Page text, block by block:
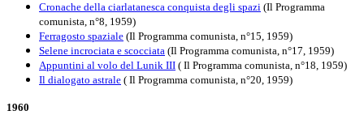
Cronache della ciarlatanesca conquista degli spazi (Il Programma
comunista, n°8, 1959)
Ferragosto spaziale (Il Programma comunista, n°15, 1959)
Selene incrociata e scocciata (Il Programma comunista, n°17, 1959)
Appuntini al volo del Lunik III ( Il Programma comunista, n°18, 1959)
Il dialogato astrale ( Il Programma comunista, n°20, 1959)
1960